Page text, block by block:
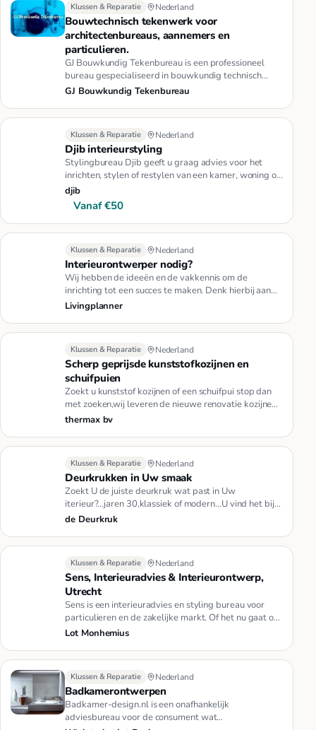
Klussen & Reparatie Nederland
Bouwtechnisch tekenwerk voor
architectenbureaus, aannemers en
particulieren.
GJ Bouwkundig Tekenbureau is een professioneel
bureau gespecialiseerd in bouwkundig technisch
tekenwerk voor nieuwbouw o…
GJ Bouwkundig Tekenbureau
Klussen & Reparatie Nederland
Djib interieurstyling
Stylingbureau Djib geeft u graag advies voor het
inrichten, stylen of restylen van een kamer, woning of
een bedrijfspand…
djib
Vanaf €50
Klussen & Reparatie Nederland
Interieurontwerper nodig?
Wij hebben de ideeën en de vakkennis om de
inrichting tot een succes te maken. Denk hierbij aan
de totale inrichting, du…
Livingplanner
Klussen & Reparatie Nederland
Scherp geprijsde kunststofkozijnen en
schuifpuien
Zoekt u kunststof kozijnen of een schuifpui stop dan
met zoeken,wij leveren de nieuwe renovatie kozijnen
van het K-Visio…
thermax bv
Klussen & Reparatie Nederland
Deurkrukken in Uw smaak
Zoekt U de juiste deurkruk wat past in Uw
iterieur?...jaren 30,klassiek of modern...U vind het bij
de Deurkruk!
de Deurkruk
Klussen & Reparatie Nederland
Sens, Interieuradvies & Interieurontwerp,
Utrecht
Sens is een interieuradvies en styling bureau voor
particulieren en de zakelijke markt. Of het nu gaat om
een interieura…
Lot Monhemius
Klussen & Reparatie Nederland
Badkamerontwerpen
Badkamer-design.nl is een onafhankelijk
adviesbureau voor de consument wat